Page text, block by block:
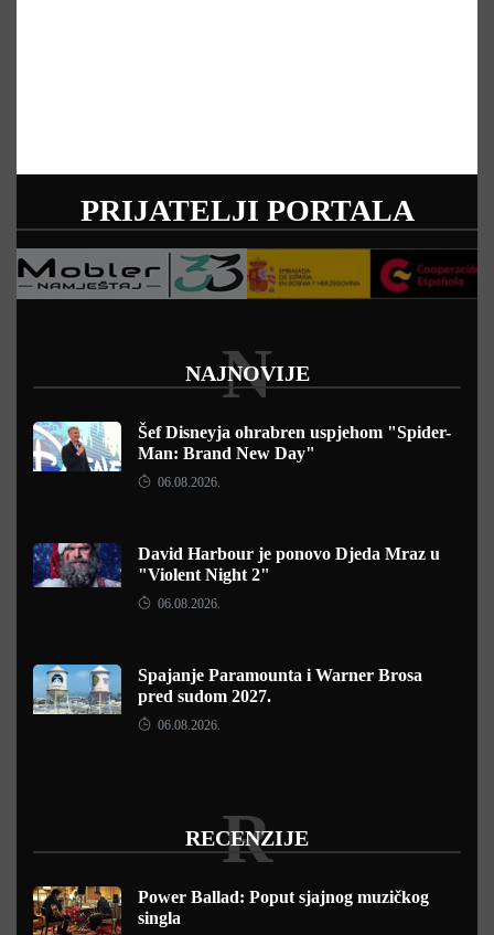
PRIJATELJI PORTALA
NAJNOVIJE
N
Šef Disneyja ohrabren uspjehom "Spider-
Man: Brand New Day"
06.08.2026.
David Harbour je ponovo Djeda Mraz u
"Violent Night 2"
06.08.2026.
Spajanje Paramounta i Warner Brosa
pred sudom 2027.
06.08.2026.
RECENZIJE
R
Power Ballad: Poput sjajnog muzičkog
singla